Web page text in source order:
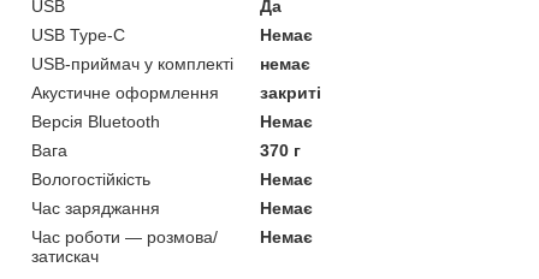
USB
Да
USB Type-C
Немає
USB-приймач у комплекті
немає
Акустичне оформлення
закриті
Версія Bluetooth
Немає
Вага
370 г
Вологостійкість
Немає
Час заряджання
Немає
Час роботи — розмова/
затискач
Немає